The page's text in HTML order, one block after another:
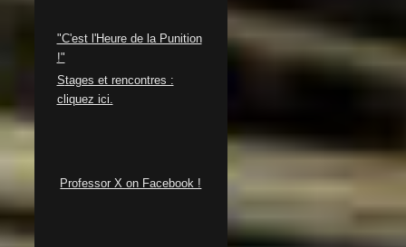
"C'est l'Heure de la Punition
!"
Stages et rencontres :
cliquez ici.
Professor X on Facebook !